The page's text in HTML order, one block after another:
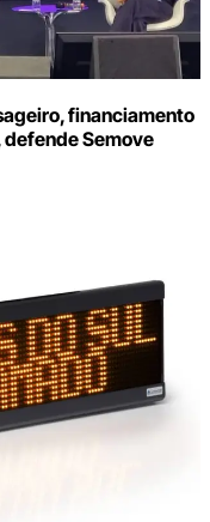
financiamento
Semove